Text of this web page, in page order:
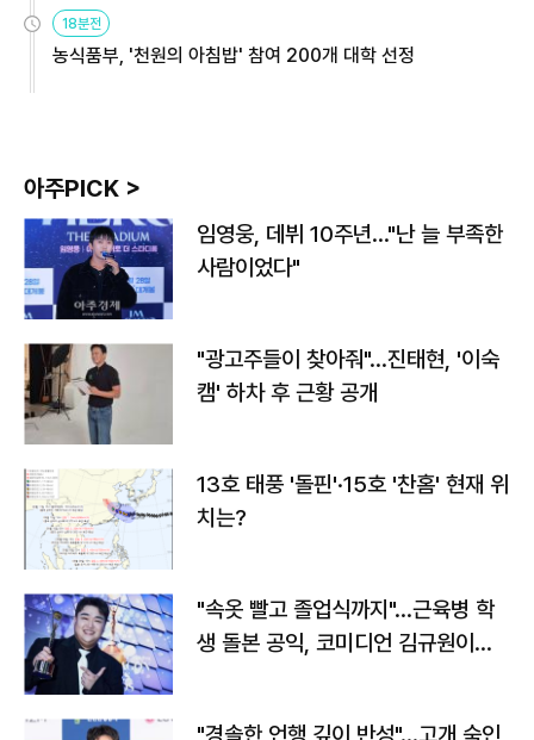
18분전
농식품부, '천원의 아침밥' 참여 200개 대학 선정
아주PICK >
임영웅, 데뷔 10주년…"난 늘 부족한
사람이었다"
"광고주들이 찾아줘"…진태현, '이숙
캠' 하차 후 근황 공개
13호 태풍 '돌핀'·15호 '찬홈' 현재 위
치는?
"속옷 빨고 졸업식까지"…근육병 학
생 돌본 공익, 코미디언 김규원이었